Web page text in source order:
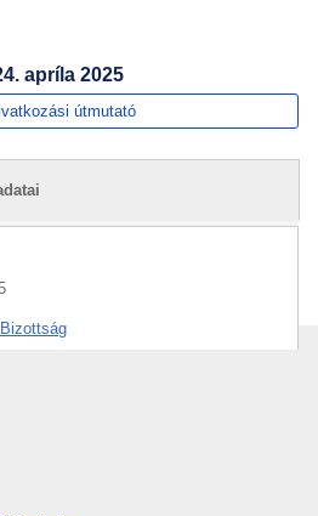
apríla 2025
útmutató
Kiadóhivatala